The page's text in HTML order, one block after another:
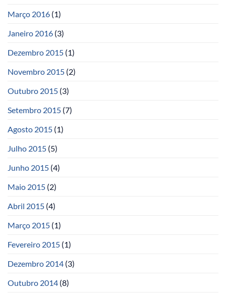
Março 2016 (1)
Janeiro 2016 (3)
Dezembro 2015 (1)
Novembro 2015 (2)
Outubro 2015 (3)
Setembro 2015 (7)
Agosto 2015 (1)
Julho 2015 (5)
Junho 2015 (4)
Maio 2015 (2)
Abril 2015 (4)
Março 2015 (1)
Fevereiro 2015 (1)
Dezembro 2014 (3)
Outubro 2014 (8)